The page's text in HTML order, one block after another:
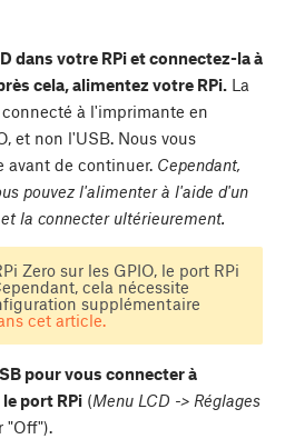
dans votre RPi et connectez-la à
cela, alimentez votre RPi. La
à l'imprimante en
et non l'USB. Nous vous
avant de continuer. Cependant,
pouvez l'alimenter à l'aide d'un
la connecter ultérieurement.
Zero sur les GPIO, le port RPi
cela nécessite
supplémentaire
cet article.
pour vous connecter à
port RPi (Menu LCD -> Réglages
"Off").